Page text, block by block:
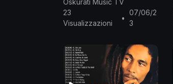
Oskurati Music TV
23
Visualizzazioni
•
07/06/2
3